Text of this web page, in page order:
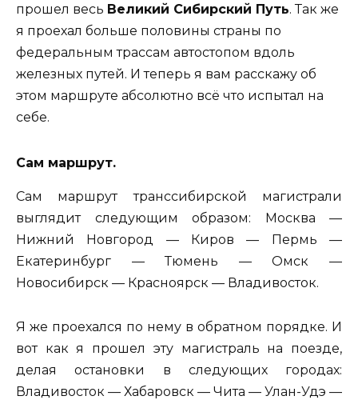
прошел весь Великий Сибирский Путь. Так же
я проехал больше половины страны по
федеральным трассам автостопом вдоль
железных путей. И теперь я вам расскажу об
этом маршруте абсолютно всё что испытал на
себе.
Сам маршрут.
Сам маршрут транссибирской магистрали
выглядит следующим образом: Москва —
Нижний Новгород — Киров — Пермь —
Екатеринбург — Тюмень — Омск —
Новосибирск — Красноярск — Владивосток.
Я же проехался по нему в обратном порядке. И
вот как я прошел эту магистраль на поезде,
делая остановки в следующих городах:
Владивосток — Хабаровск — Чита — Улан-Удэ —